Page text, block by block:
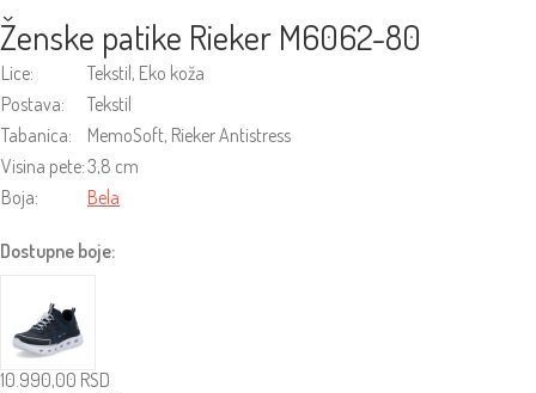
Ženske patike Rieker M6062-80
Lice:
Tekstil, Eko koža
Postava:
Tekstil
Tabanica:
MemoSoft, Rieker Antistress
Visina pete:3,8 cm
Boja:
Bela
Dostupne boje:
10.990,00 RSD